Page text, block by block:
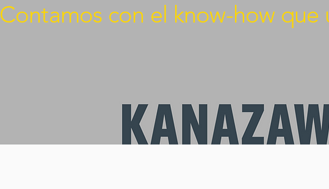
Contamos con el know-how que